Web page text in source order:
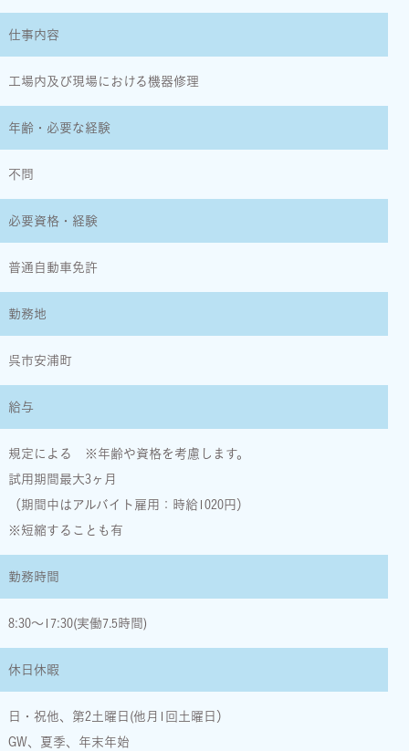
仕事内容
工場内及び現場における機器修理
年齢・必要な経験
不問
必要資格・経験
普通自動車免許
勤務地
呉市安浦町
給与
規定による ※年齢や資格を考慮します。
試用期間最大3ヶ月
（期間中はアルバイト雇用：時給1020円）
※短縮することも有
勤務時間
8:30〜17:30(実働7.5時間)
休日休暇
日・祝他、第2土曜日(他月1回土曜日）
GW、夏季、年末年始